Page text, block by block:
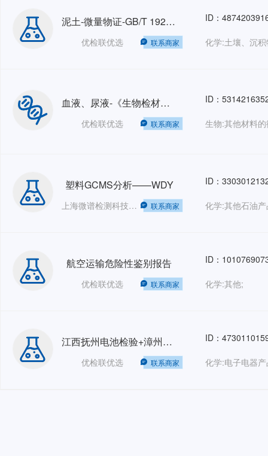
泥土-微量物证-GB/T 19267.4-2008
优检联优选 联系商家
ID：
化学:土壤、沉
血液、尿液-《生物检材中苯丙胺类兴奋剂、哌替啶和氯胺酮的测定》-SF/Z JD0107004-2016
优检联优选 联系商家
ID：
塑料GCMS分析——WDY
上海微谱检测科技集团股份有限公司——销售部 联系商家
ID：
化学:其他石油
航空运输危险性鉴别报告
优检联优选 联系商家
ID：
化学:其他;
江西抚州电池检验+漳州钢卷检验+巴基斯坦SA SS管+广东院菲律宾Lasso项目等人力外包 HRO-GZ202605
优检联优选 联系商家
ID：
化学:电子电器